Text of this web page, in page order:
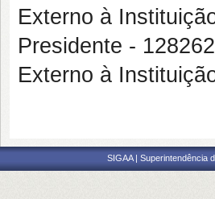
Externo à
Presidente -
Externo à
SIGAA | Superintendência